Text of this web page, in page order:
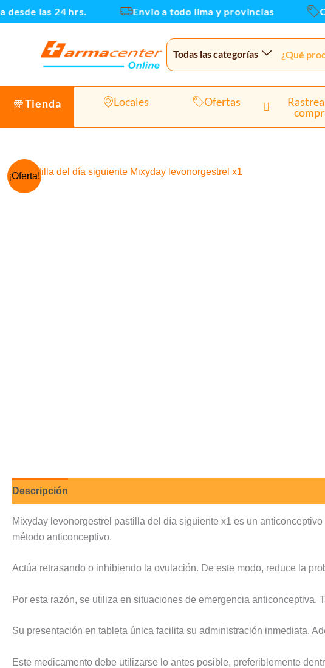
al
las 24 hrs. Envio a todo lima y provincias
Todas las categorías
Tienda Locales Ofertas
¡Oferta!
Descripción
Mixyday levonorgestrel pastilla del día siguiente x1 es un
método anticonceptivo.
Actúa retrasando o inhibiendo la ovulación. De este modo, reduce la
Por esta razón, se utiliza en situaciones de emergencia
Su presentación en tableta única facilita su administración inmediata.
Este medicamento debe utilizarse lo antes posible, preferiblemente